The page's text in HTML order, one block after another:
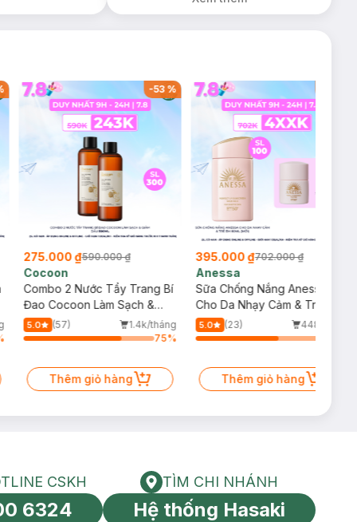
-53%
275.000 ₫590.000 ₫
Cocoon
Combo 2 Nước Tẩy Trang Bí
Đao Cocoon Làm Sạch &
Giảm Dầu 500ml
5.0 (57)
1.4k/tháng
75%
Thêm giỏ hàng
395.000 ₫702.000 ₫
Anessa
Sữa Chống Nắng Anessa
Cho Da Nhạy Cảm & Trẻ Em
60ml (Mới)
5.0 (23)
448/tháng
Thêm giỏ hàng
toàn cầu
HOTLINE CSKH
CSKH
6324
Tìm chi nhánh
TÌM CHI NHÁNH
Hệ thống Hasaki